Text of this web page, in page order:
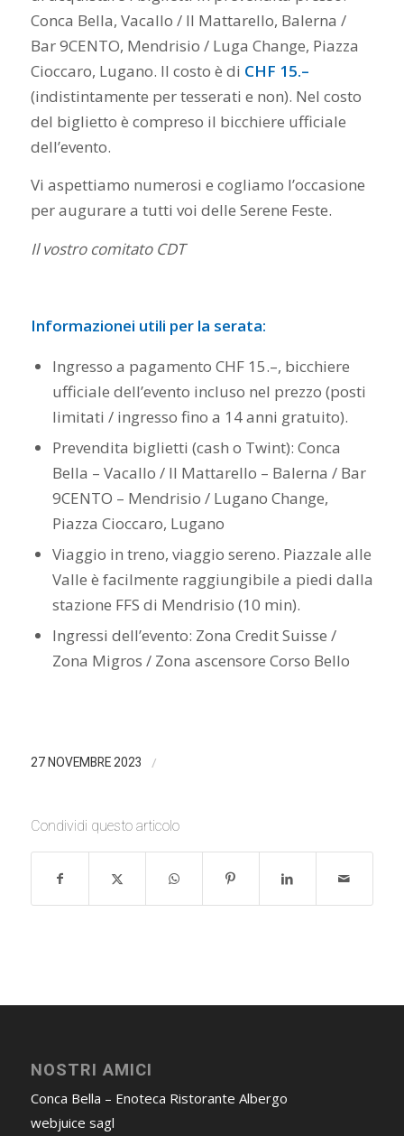
Conca Bella, Vacallo / Il Mattarello, Balerna /
Bar 9CENTO, Mendrisio / Luga Change, Piazza
Cioccaro, Lugano. Il costo è di CHF 15.–
(indistintamente per tesserati e non). Nel costo
del biglietto è compreso il bicchiere ufficiale
dell’evento.
Vi aspettiamo numerosi e cogliamo l’occasione
per augurare a tutti voi delle Serene Feste.
Il vostro comitato CDT
Informazionei utili per la serata:
Ingresso a pagamento CHF 15.–, bicchiere
ufficiale dell’evento incluso nel prezzo (posti
limitati / ingresso fino a 14 anni gratuito).
Prevendita biglietti (cash o Twint): Conca
Bella – Vacallo / Il Mattarello – Balerna / Bar
9CENTO – Mendrisio / Lugano Change,
Piazza Cioccaro, Lugano
Viaggio in treno, viaggio sereno. Piazzale alle
Valle è facilmente raggiungibile a piedi dalla
stazione FFS di Mendrisio (10 min).
Ingressi dell’evento: Zona Credit Suisse /
Zona Migros / Zona ascensore Corso Bello
27 NOVEMBRE 2023 /
Condividi questo articolo
NOSTRI AMICI
Conca Bella – Enoteca Ristorante Albergo
webjuice sagl